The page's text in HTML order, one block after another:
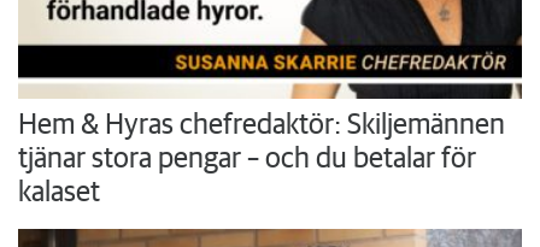
Hem & Hyras chefredaktör: Skiljemännen
tjänar stora pengar – och du betalar för
kalaset